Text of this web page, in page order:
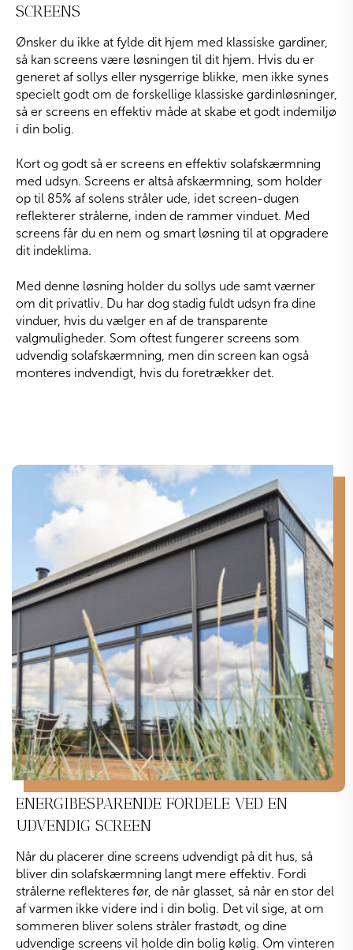
SCREENS
Ønsker du ikke at fylde dit hjem med klassiske gardiner,
så kan screens være løsningen til dit hjem. Hvis du er
generet af sollys eller nysgerrige blikke, men ikke synes
specielt godt om de forskellige klassiske gardinløsninger,
så er screens en effektiv måde at skabe et godt indemiljø
i din bolig.
Kort og godt så er screens en effektiv solafskærmning
med udsyn. Screens er altså afskærmning, som holder
op til 85% af solens stråler ude, idet screen-dugen
reflekterer strålerne, inden de rammer vinduet. Med
screens får du en nem og smart løsning til at opgradere
dit indeklima.
Med denne løsning holder du sollys ude samt værner
om dit privatliv. Du har dog stadig fuldt udsyn fra dine
vinduer, hvis du vælger en af de transparente
valgmuligheder. Som oftest fungerer screens som
udvendig solafskærmning, men din screen kan også
monteres indvendigt, hvis du foretrækker det.
ENERGIBESPARENDE FORDELE VED EN
UDVENDIG SCREEN
Når du placerer dine screens udvendigt på dit hus, så
bliver din solafskærmning langt mere effektiv. Fordi
strålerne reflekteres før, de når glasset, så når en stor del
af varmen ikke videre ind i din bolig. Det vil sige, at om
sommeren bliver solens stråler frastødt, og dine
udvendige screens vil holde din bolig kølig. Om vinteren